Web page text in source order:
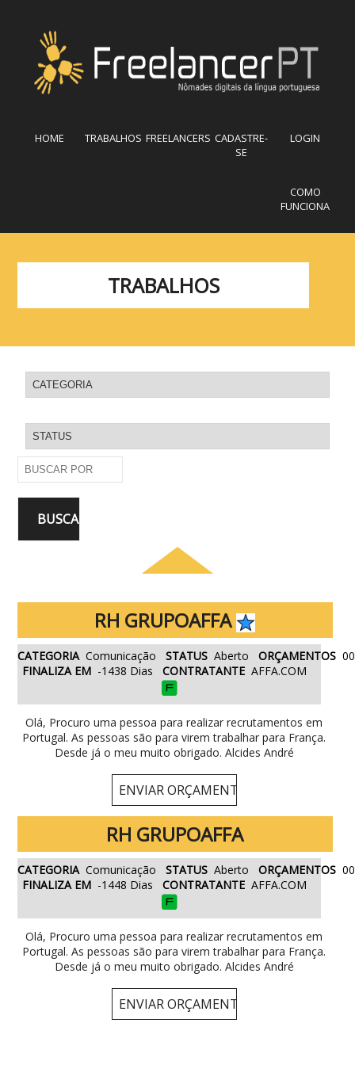
HOME TRABALHOS FREELANCERS CADASTRE-
SE
LOGIN
COMO
FUNCIONA
TRABALHOS
RH GRUPOAFFA
CATEGORIAComunicaçãoSTATUS AbertoORÇAMENTOS
FINALIZA EM -1438 DiasCONTRATANTE AFFA.COM
Olá, Procuro uma pessoa para realizar recrutamentos em
Portugal. As pessoas são para virem trabalhar para França.
Desde já o meu muito obrigado. Alcides André
RH GRUPOAFFA
CATEGORIAComunicaçãoSTATUS AbertoORÇAMENTOS
FINALIZA EM -1448 DiasCONTRATANTE AFFA.COM
Olá, Procuro uma pessoa para realizar recrutamentos em
Portugal. As pessoas são para virem trabalhar para França.
Desde já o meu muito obrigado. Alcides André